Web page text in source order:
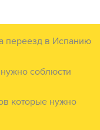
переезд в Испанию
соблюсти
которые нужно